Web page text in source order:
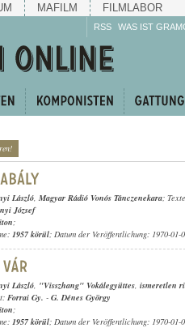
MAFILM FILMLABOR
RSS WAS IST
László, Magyar Rádió Vonós Tánczenekara;
József
;
1957 körül; Datum der Veröffentlichung: 1970-01-
László, "Visszhang" Vokálegyüttes, ismeretlen
Forrai Gy. - G. Dénes György
;
1957 körül; Datum der Veröffentlichung: 1970-01-